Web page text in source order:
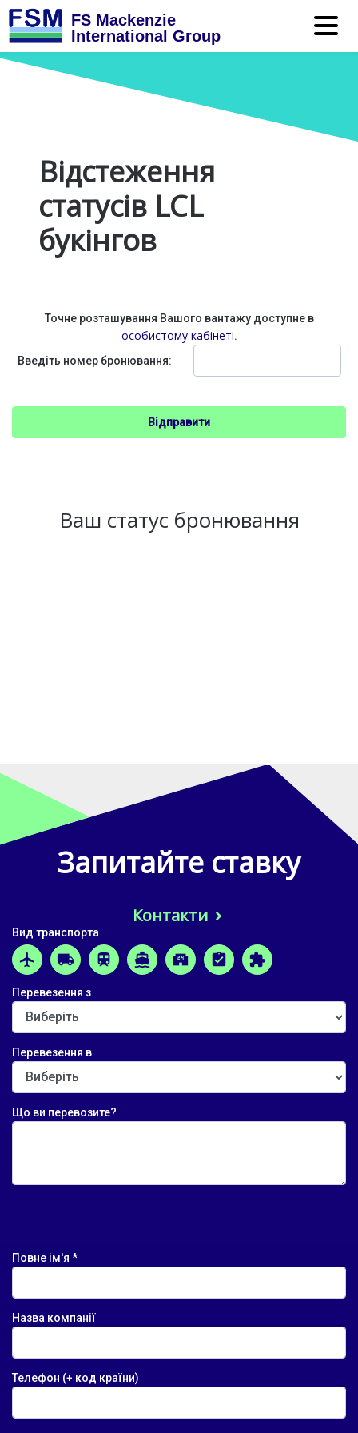
FS Mackenzie
International Group
Відстеження
статусів LCL
букінгов
Точне розташування Вашого вантажу доступне в
особистому кабінеті.
Введіть номер бронювання:
Ваш статус бронювання
Запитайте ставку
Контакти
Вид транспорта
airplanemode_active local_shipping train directions_boat local_convenience_store assignment_turned_in extension
Перевезення з
Перевезення в
Що ви перевозите?
Повне ім'я *
Назва компанії
Телефон (+ код країни)